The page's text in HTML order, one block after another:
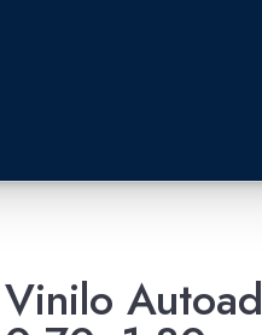
Vinilo